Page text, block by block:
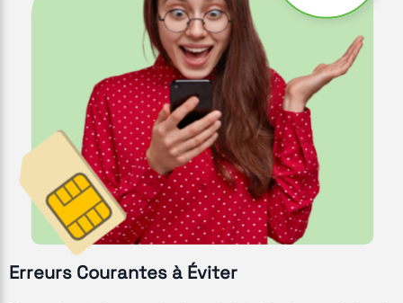
Erreurs Courantes à Éviter